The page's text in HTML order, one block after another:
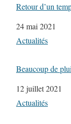
Retour d’un
Date
24 mai 2021
Par rapport à
Actualités
Beaucoup de
Date
12 juillet 2021
Par rapport à
Actualités